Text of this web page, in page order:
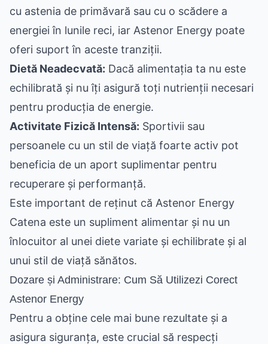
cu astenia de primăvară sau cu o scădere a
energiei în lunile reci, iar Astenor Energy poate
oferi suport în aceste tranziții.
Dietă Neadecvată: Dacă alimentația ta nu este
echilibrată și nu îți asigură toți nutrienții necesari
pentru producția de energie.
Activitate Fizică Intensă: Sportivii sau
persoanele cu un stil de viață foarte activ pot
beneficia de un aport suplimentar pentru
recuperare și performanță.
Este important de reținut că Astenor Energy
Catena este un supliment alimentar și nu un
înlocuitor al unei diete variate și echilibrate și al
unui stil de viață sănătos.
Dozare și Administrare: Cum Să Utilizezi Corect
Astenor Energy
Pentru a obține cele mai bune rezultate și a
asigura siguranța, este crucial să respecți